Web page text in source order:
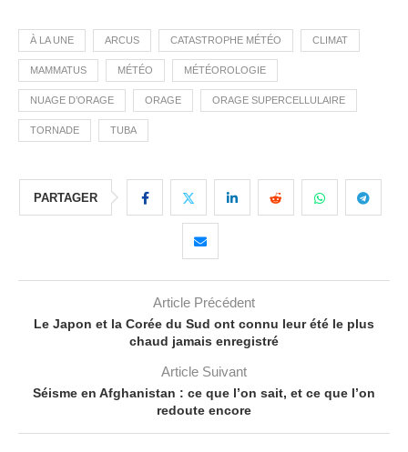
À LA UNE ARCUS CATASTROPHE MÉTÉO CLIMAT
MAMMATUS MÉTÉO MÉTÉOROLOGIE
NUAGE D’ORAGE ORAGE ORAGE SUPERCELLULAIRE
TORNADE TUBA
PARTAGER
Article Précédent
Le Japon et la Corée du Sud ont connu leur été le plus
chaud jamais enregistré
Article Suivant
Séisme en Afghanistan : ce que l’on sait, et ce que l’on
redoute encore